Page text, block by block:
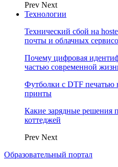
Prev Next
Технологии
Технический сбой на
почты и облачных
Почему цифровая
частью современной
Футболки с DTF печатью
принты
Какие зарядные решения
коттеджей
Prev Next
Образовательный портал